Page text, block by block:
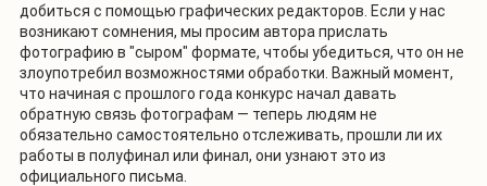
добиться с помощью графических редакторов. Если у нас
возникают сомнения, мы просим автора прислать
фотографию в "сыром" формате, чтобы убедиться, что он не
злоупотребил возможностями обработки. Важный момент,
что начиная с прошлого года конкурс начал давать
обратную связь фотографам — теперь людям не
обязательно самостоятельно отслеживать, прошли ли их
работы в полуфинал или финал, они узнают это из
официального письма.